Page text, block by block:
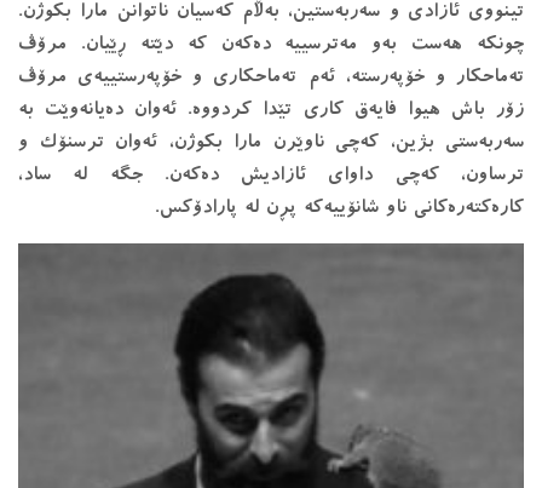
تینووی ئازادی و سه‌ربه‌ستین، به‌ڵام که‌سیان ناتوانن مارا بکوژن.
چونکه‌ هه‌ست به‌و مه‌ترسییه‌ ده‌که‌ن که‌ دێته‌ ڕێیان. مرۆڤ
ته‌ماحکار و خۆپه‌رسته‌، ئه‌م ته‌ماحکاری و خۆپه‌رستییه‌ی مرۆڤ
زۆر باش هیوا فایه‌ق کاری تێدا کردووه‌. ئه‌وان ده‌یانه‌وێت به‌
سه‌ربه‌ستی بژین، که‌چی ناوێرن مارا بکوژن، ئه‌وان ترسنۆک و
ترساون، که‌چی داوای ئازادیش ده‌که‌ن. جگه‌ له‌ ساد،
کاره‌کته‌ره‌کانی ناو شانۆییه‌که‌ پڕن له‌ پارادۆکس.